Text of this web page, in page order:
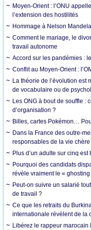
Moyen-Orient : l’ONU
l’extension des hostilités
Hommage à Nelson
Comment le mariage, le
travail autonome
Accord sur les pandémies :
Conflit au Moyen-Orient :
La théorie de l’évolution est
de vocabulaire ou de
Les ONG à bout de souffle :
d’organisation ?
Billes, cartes Pokémon…
Dans la France des outre-
responsables de la vie chère
Plus d’un adulte sur cinq
Pourquoi des candidats
révèle vraiment le « ghosting
Peut-on suivre un salarié
de travail ?
Ce que les retraits du
internationale révèlent de la
Libérez le rappeur marocain